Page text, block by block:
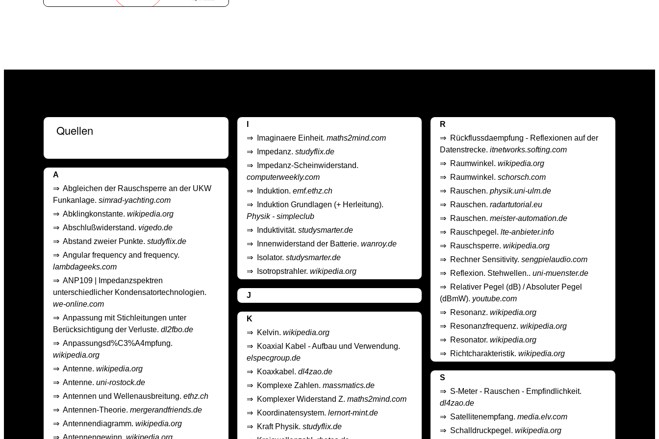
Quellen
A
⇒ Abgleichen der Rauschsperre an der UKW
Funkanlage. simrad-yachting.com
⇒ Abklingkonstante. wikipedia.org
⇒ Abschlußwiderstand. vigedo.de
⇒ Abstand zweier Punkte. studyflix.de
⇒ Angular frequency and frequency.
lambdageeks.com
⇒ ANP109 | Impedanzspektren
unterschiedlicher Kondensatortechnologien.
we-online.com
⇒ Anpassung mit Stichleitungen unter
Berücksichtigung der Verluste. dl2fbo.de
⇒ Anpassungsd%C3%A4mpfung.
wikipedia.org
⇒ Antenne. wikipedia.org
⇒ Antenne. uni-rostock.de
⇒ Antennen und Wellenausbreitung. ethz.ch
⇒ Antennen-Theorie. mergerandfriends.de
⇒ Antennendiagramm. wikipedia.org
⇒ Antennengewinn. wikipedia.org
⇒
Imaginaere Einheit. maths2mind.com
⇒
Impedanz. studyflix.de
⇒
Impedanz-Scheinwiderstand.
computerweekly.com
⇒
Induktion. emf.ethz.ch
⇒
Induktion Grundlagen (+ Herleitung).
Physik - simpleclub
⇒
Induktivität. studysmarter.de
⇒
Innenwiderstand der Batterie. wanroy.de
⇒
Isolator. studysmarter.de
⇒
Isotropstrahler. wikipedia.org
J
K
⇒ Kelvin. wikipedia.org
⇒ Koaxial Kabel - Aufbau und Verwendung.
elspecgroup.de
⇒ Koaxkabel. dl4zao.de
⇒ Komplexe Zahlen. massmatics.de
⇒ Komplexer Widerstand Z. maths2mind.com
⇒ Koordinatensystem. lernort-mint.de
⇒ Kraft Physik. studyflix.de
R
⇒ Rückflussdaempfung - Reflexionen auf der
Datenstrecke.itnetworks.softing.com
⇒ Raumwinkel.wikipedia.org
⇒ Raumwinkel.schorsch.com
⇒ Rauschen.physik.uni-ulm.de
⇒ Rauschen.radartutorial.eu
⇒ Rauschen.meister-automation.de
⇒ Rauschpegel.lte-anbieter.info
⇒ Rauschsperre.wikipedia.org
⇒ Rechner Sensitivity.sengpielaudio.com
⇒ Reflexion. Stehwellen..uni-muenster.de
⇒ Relativer Pegel (dB) / Absoluter Pegel
(dBmW). youtube.com
⇒ Resonanz.wikipedia.org
⇒ Resonanzfrequenz.wikipedia.org
⇒ Resonator.wikipedia.org
⇒ Richtcharakteristik.wikipedia.org
S
⇒ S-Meter - Rauschen - Empfindlichkeit.
dl4zao.de
⇒ Satellitenempfang.media.elv.com
⇒ Schalldruckpegel.wikipedia.org